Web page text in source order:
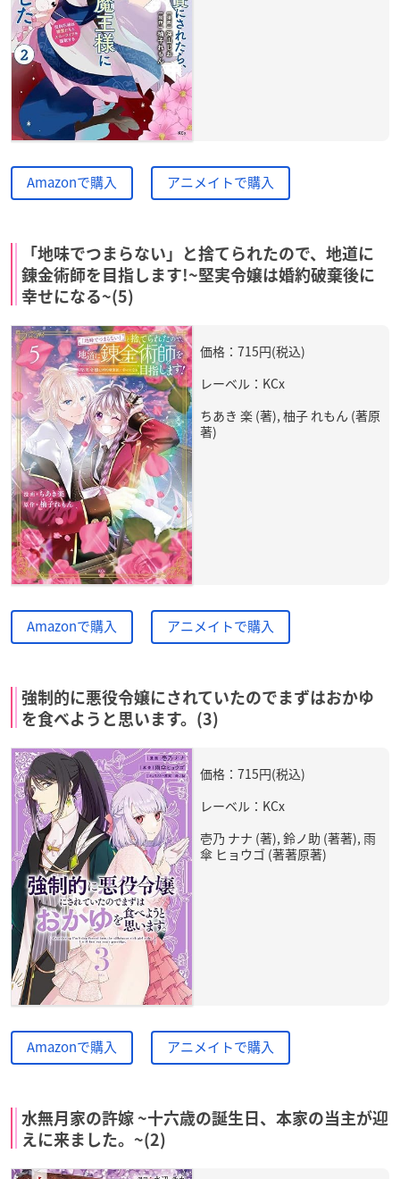
Amazonで購入 アニメイトで購入
「地味でつまらない」と捨てられたので、地道に
錬金術師を目指します!~堅実令嬢は婚約破棄後に
幸せになる~(5)
価格：715円(税込)
レーベル：KCx
ちあき 楽 (著), 柚子 れもん (著原
著)
Amazonで購入 アニメイトで購入
強制的に悪役令嬢にされていたのでまずはおかゆ
を食べようと思います。(3)
価格：715円(税込)
レーベル：KCx
壱乃 ナナ (著), 鈴ノ助 (著著), 雨
傘 ヒョウゴ (著著原著)
Amazonで購入 アニメイトで購入
水無月家の許嫁 ~十六歳の誕生日、本家の当主が迎
えに来ました。~(2)